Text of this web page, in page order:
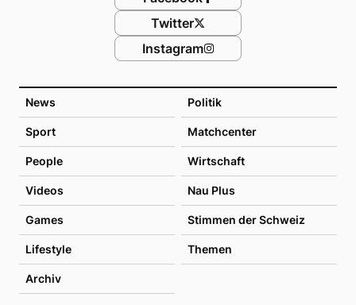
News Politik
Sport Matchcenter
People Wirtschaft
Videos Nau Plus
Games Stimmen der Schweiz
Lifestyle Themen
Archiv
Twitter
Instagram